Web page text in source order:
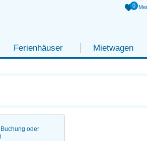
Ferienhäuser Mietwagen
0
oder